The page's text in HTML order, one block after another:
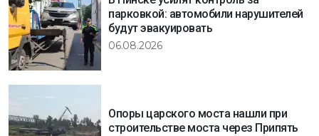
парковкой: автомобили нарушителей
будут эвакуировать
06.08.2026
Опоры царского моста нашли при
строительстве моста через Припять